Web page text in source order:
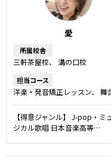
愛
所属校舎
三軒茶屋校 溝の口校
担当コース
洋楽・発音矯正レッスン
舞
レーニング
プロボーカルレ
ン
ボーカルレッスン
【得意ジャンル】 J-pop・ミ
ジカル歌唱 日本音楽高等…